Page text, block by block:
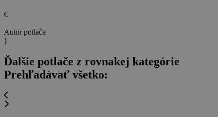
€
Autor potlače
}
Ďalšie potlače z rovnakej kategórie
Prehľadávať všetko: